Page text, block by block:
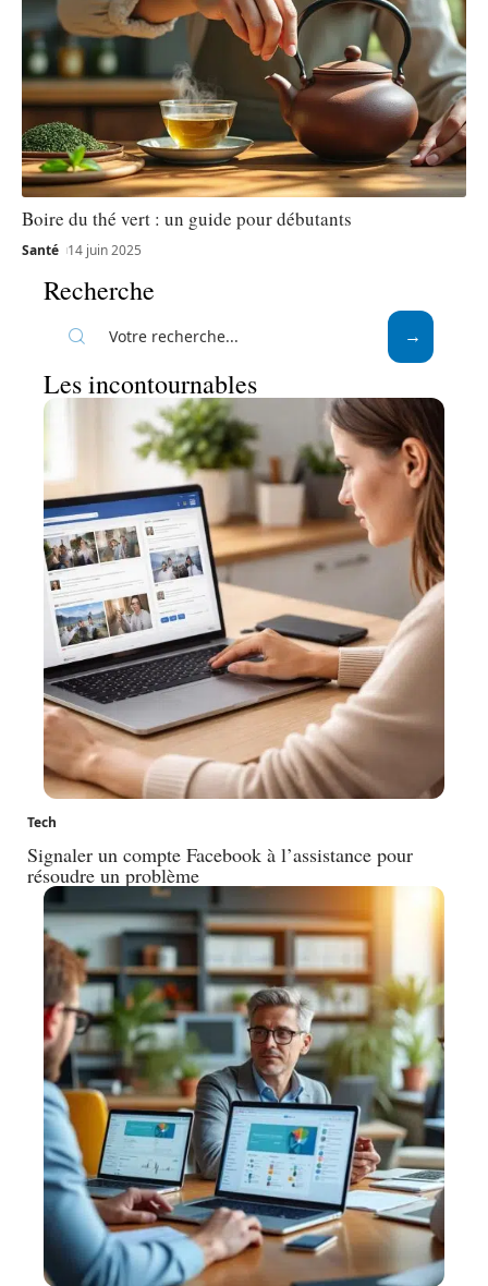
Boire du thé vert : un guide pour débutants
Santé 14 juin 2025
Recherche
Les incontournables
Tech
Signaler un compte Facebook à l’assistance pour
résoudre un problème